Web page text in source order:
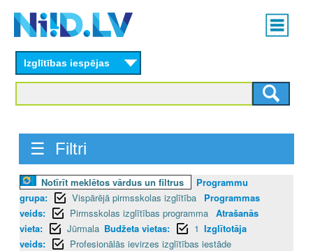
content
Main
menu
Izglītības iespējas
☰ Filtri
Notīrīt meklētos vārdus un filtrus
Programmu
grupa:
Vispārējā pirmsskolas izglītība
Programmas
veids:
Pirmsskolas izglītības programma Atrašanās
vieta:
Jūrmala Budžeta vietas: 1 Izglītotāja
veids:
Profesionālās ievirzes izglītības iestāde